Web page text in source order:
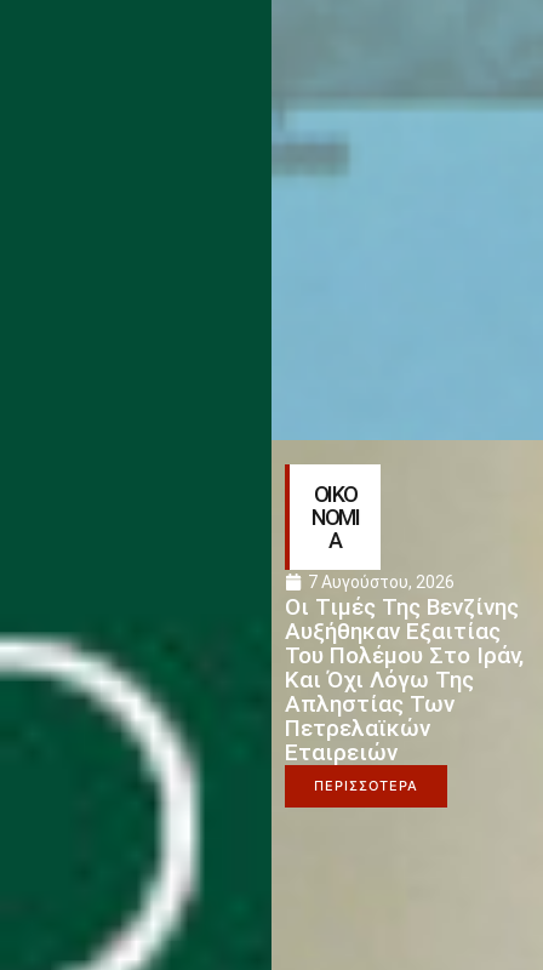
ΟΙΚΟ
ΝΟΜΙ
Α
7 Αυγούστου, 2026
Οι Τιμές Της Βενζίνης
Αυξήθηκαν Εξαιτίας
Του Πολέμου Στο Ιράν,
Και Όχι Λόγω Της
Απληστίας Των
Πετρελαϊκών
Εταιρειών
ΠΕΡΙΣΣΟΤΕΡΑ